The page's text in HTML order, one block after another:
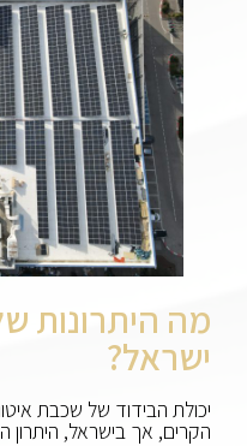
מה היתרונות
ישראל?
יכולת הבידוד של שכבת
הקרים, אך בישראל, היתרון